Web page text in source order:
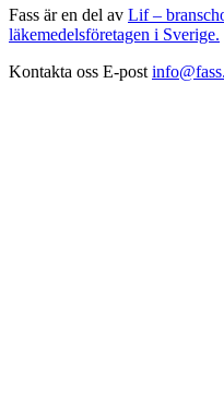
Fass är en del av Lif –
läkemedelsföretagen i Sverige.
Kontakta oss E-post